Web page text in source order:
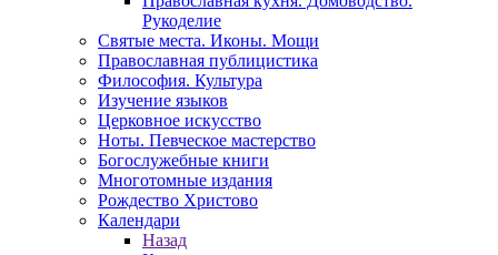
Рукоделие
Святые места. Иконы. Мощи
Православная публицистика
Философия. Культура
Изучение языков
Церковное искусство
Ноты. Певческое мастерство
Богослужебные книги
Многотомные издания
Рождество Христово
Календари
Назад